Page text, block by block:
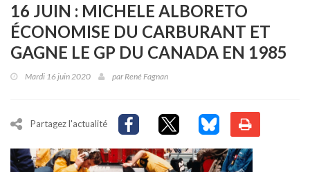
seul
16 JUIN : MICHELE ALBORETO
ÉCONOMISE DU CARBURANT ET
GAGNE LE GP DU CANADA EN 1985
Mardi 16 juin 2020 parRené Fagnan
Partagez l'actualité